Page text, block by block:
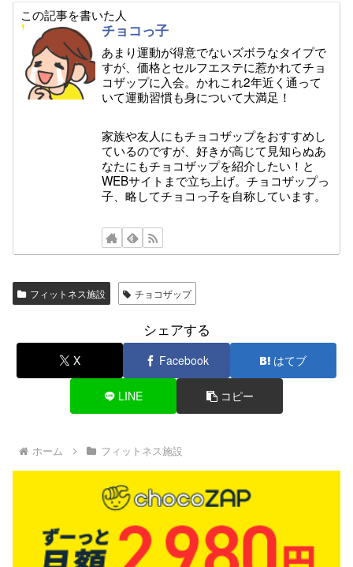
この記事を書いた人
チョコっ子
あまり運動が得意でないズボラなタイプで
すが、価格とセルフエステに惹かれてチョ
コザップに入会。かれこれ2年近く通って
いて運動習慣も身について大満足！
家族や友人にもチョコザップをおすすめし
ているのですが、好きが高じて見知らぬあ
なたにもチョコザップを紹介したい！と
WEBサイトまで立ち上げ。チョコザップっ
子、略してチョコっ子を自称しています。
フィットネス施設 チョコザップ
シェアする
X Facebook はてブ
LINE コピー
ホーム フィットネス施設